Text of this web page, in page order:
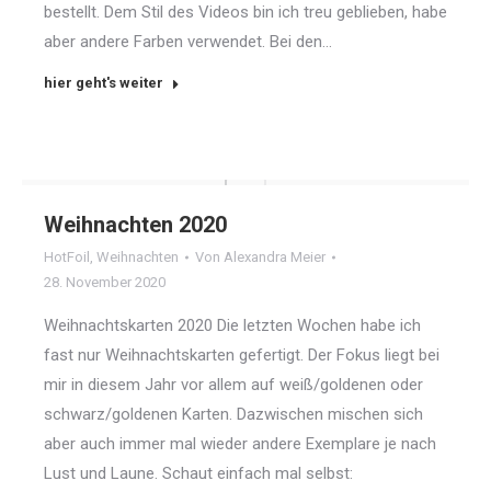
bestellt. Dem Stil des Videos bin ich treu geblieben, habe
aber andere Farben verwendet. Bei den…
hier geht's weiter
Weihnachten 2020
HotFoil , Weihnachten Von Alexandra Meier
28. November 2020
Weihnachtskarten 2020 Die letzten Wochen habe ich
fast nur Weihnachtskarten gefertigt. Der Fokus liegt bei
mir in diesem Jahr vor allem auf weiß/goldenen oder
schwarz/goldenen Karten. Dazwischen mischen sich
aber auch immer mal wieder andere Exemplare je nach
Lust und Laune. Schaut einfach mal selbst: